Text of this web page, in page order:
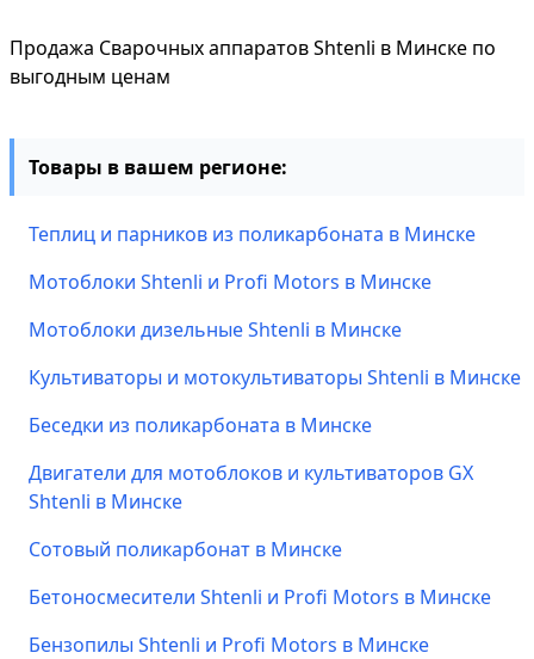
Продажа Сварочных аппаратов Shtenli в Минске по
выгодным ценам
Товары в вашем регионе:
Теплиц и парников из поликарбоната в Минске
Мотоблоки Shtenli и Profi Motors в Минске
Мотоблоки дизельные Shtenli в Минске
Культиваторы и мотокультиваторы Shtenli в Минске
Беседки из поликарбоната в Минске
Двигатели для мотоблоков и культиваторов GX
Shtenli в Минске
Сотовый поликарбонат в Минске
Бетоносмесители Shtenli и Profi Motors в Минске
Бензопилы Shtenli и Profi Motors в Минске